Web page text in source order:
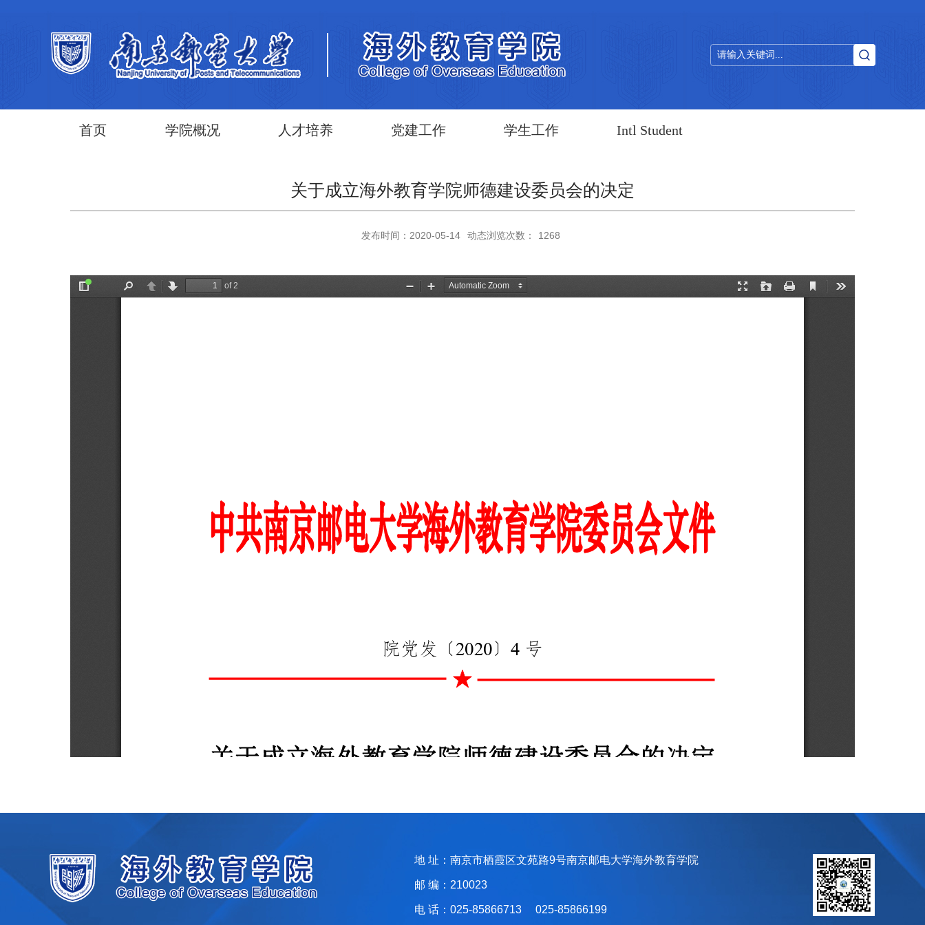
首页 学院概况 人才培养 党建工作 学生工作 Intl Student
关于成立海外教育学院师德建设委员会的决定
发布时间：2020-05-14 动态浏览次数： 1268
地 址：南京市栖霞区文苑路9号南京邮电大学海外教育学院
邮 编：210023
电 话：025-85866713 025-85866199